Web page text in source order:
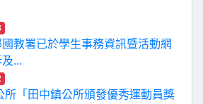
教署已於學生事務資訊暨活動網
...
所「田中鎮公所頒發優秀運動員獎